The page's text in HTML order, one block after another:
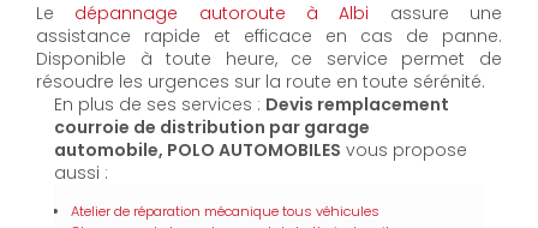
Le dépannage autoroute à Albi assure une
assistance rapide et efficace en cas de panne.
Disponible à toute heure, ce service permet de
résoudre les urgences sur la route en toute sérénité.
En plus de ses services : Devis remplacement
courroie de distribution par garage
automobile, POLO AUTOMOBILES vous propose
aussi :
Atelier de réparation mécanique tous véhicules